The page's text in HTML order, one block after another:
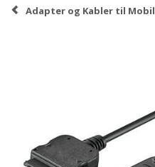
Adapter og Kabler til Mobil